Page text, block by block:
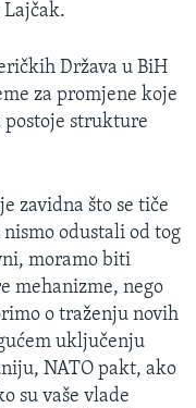
Država u BiH
za promjene koje
strukture
zavidna što se tiče
odustali od tog
moramo biti
mehanizme, nego
o traženju novih
uključenju
NATO pakt, ako
su vaše vlade